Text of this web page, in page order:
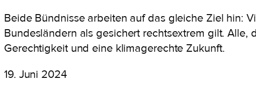
Beide Bündnisse arbeiten auf das gleiche Ziel hin:
Bundesländern als gesichert rechtsextrem gilt.
Gerechtigkeit und eine klimagerechte Zukunft.
19. Juni 2024